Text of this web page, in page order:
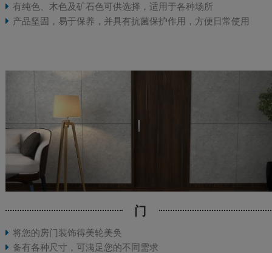
有纯色、木色及矿石色可供选择，适用于各种场所
产品坚固，易于保养，并具有抗菌保护作用，方便日常使用
门
将您的房门装饰得美轮美奂
备有各种尺寸，可满足您的不同需求